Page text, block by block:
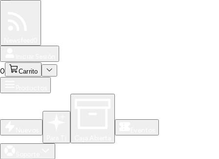
0 Carrito